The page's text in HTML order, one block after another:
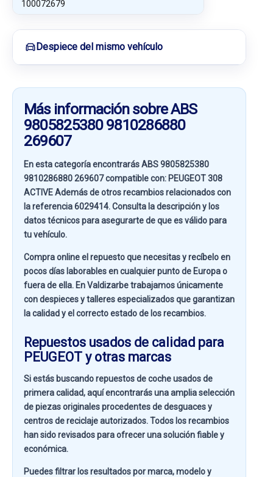
100072679
Despiece del mismo vehículo
Más información sobre ABS
9805825380 9810286880
269607
En esta categoría encontrarás ABS 9805825380
9810286880 269607 compatible con: PEUGEOT 308
ACTIVEAdemás de otros recambios relacionados con
la referencia6029414. Consulta la descripción y los
datos técnicos para asegurarte de que es válido para
tu vehículo.
Compra online el repuesto que necesitas y recíbelo en
pocos días laborables en cualquier punto de Europa o
fuera de ella. EnValdizarbetrabajamos únicamente
con despieces y talleres especializados que garantizan
la calidad y el correcto estado de los recambios.
Repuestos usados de calidad para
PEUGEOT y otras marcas
Si estás buscandorepuestos de coche usados de
primera calidad, aquí encontrarás una amplia selección
de piezas originales procedentes de desguaces y
centros de reciclaje autorizados. Todos los recambios
han sido revisados para ofrecer una solución fiable y
económica.
Puedes filtrar los resultados pormarca, modelo y